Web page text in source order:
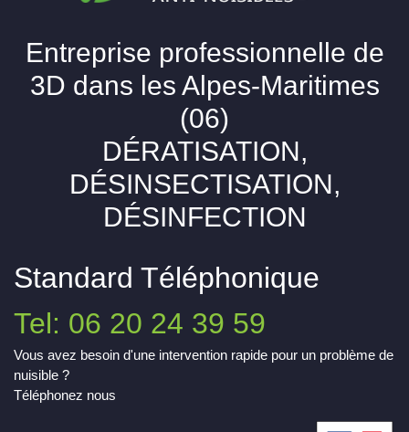
Entreprise professionnelle de
3D dans les Alpes-Maritimes
(06)
DÉRATISATION,
DÉSINSECTISATION,
DÉSINFECTION
Standard Téléphonique
Tel: 06 20 24 39 59
Vous avez besoin d'une intervention rapide pour un problème de
nuisible ?
Téléphonez nous